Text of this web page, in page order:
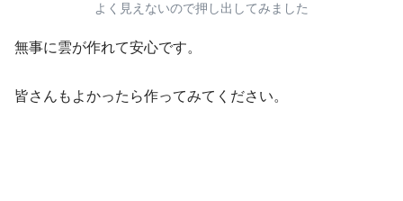
よく見えないので押し出してみました
無事に雲が作れて安心です。
皆さんもよかったら作ってみてください。